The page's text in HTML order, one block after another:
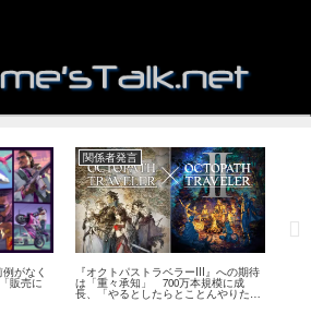
がなく
販売に
関係者発言
『オクトパストラベラーIII』への期待
は「重々承知」 700万本規模に成
長、「やるとしたらとことんやりた
い」と浅野智也氏